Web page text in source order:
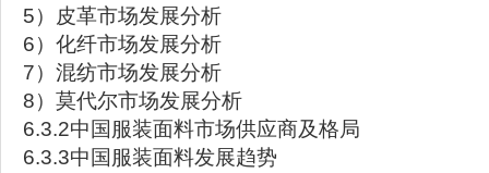
5）皮革市场发展分析
6）化纤市场发展分析
7）混纺市场发展分析
8）莫代尔市场发展分析
6.3.2中国服装面料市场供应商及格局
6.3.3中国服装面料发展趋势